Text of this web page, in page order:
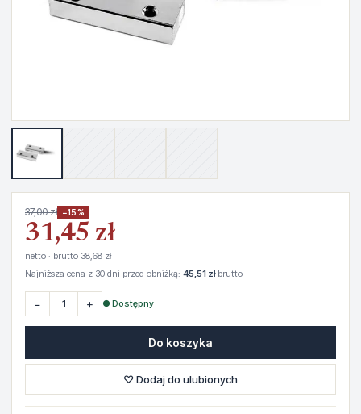
37,00 zł −15%
31,45 zł
netto · brutto 38,68 zł
Najniższa cena z 30 dni przed obniżką: 45,51 złbrutto
− + ● Dostępny
Do koszyka
♡ Dodaj do ulubionych